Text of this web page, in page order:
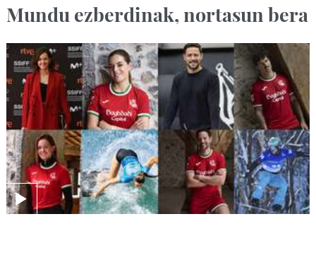
Mundu ezberdinak, nortasun bera